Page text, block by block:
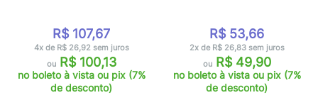
R$ 107,67
4x de R$ 26,92 sem juros
ouR$ 100,13
no boleto à vista ou pix (7%
de desconto)
R$ 53,66
2x de R$ 26,83 sem juros
ouR$ 49,90
no boleto à vista ou pix (7%
de desconto)